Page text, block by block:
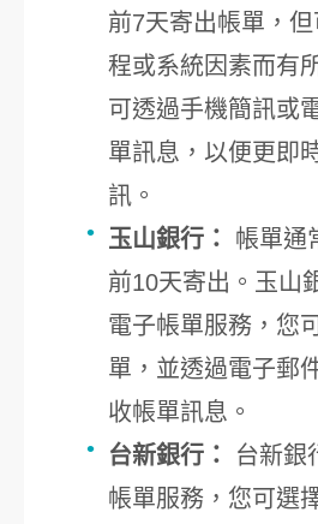
前7天寄出帳單，
程或系統因素而有
可透過手機簡訊或
單訊息，以便更即
訊。
玉山銀行：
帳單通
前10天寄出。玉山
電子帳單服務，您
單，並透過電子郵
收帳單訊息。
台新銀行：
台新銀
帳單服務，您可選